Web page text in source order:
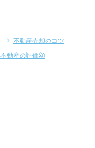
不動産売却のコツ
不動産の評価額